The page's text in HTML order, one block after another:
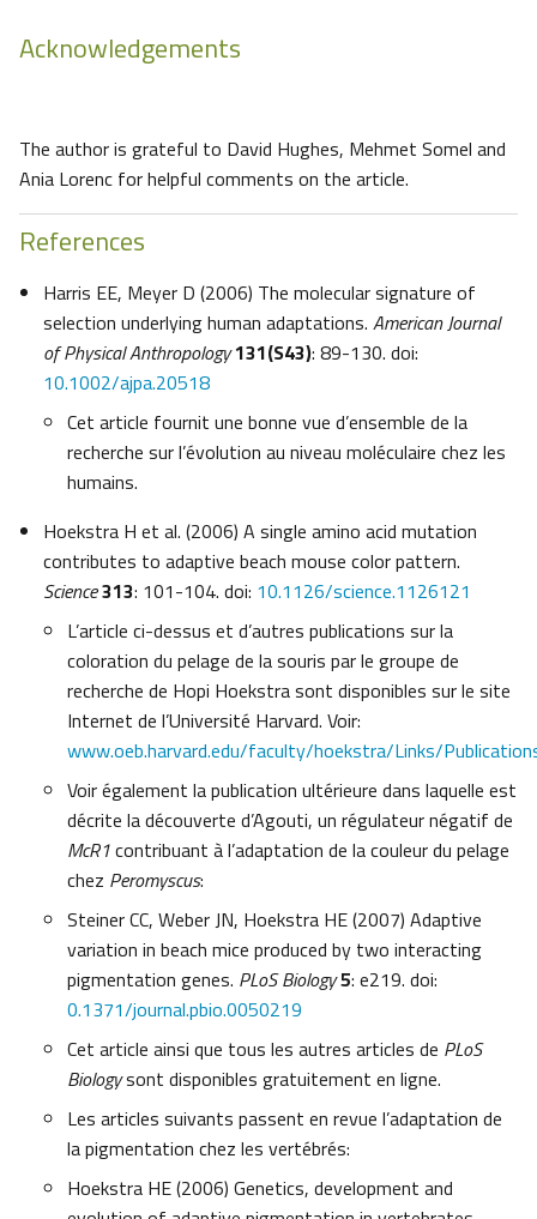
Acknowledgements
The author is grateful to David Hughes, Mehmet Somel and
Ania Lorenc for helpful comments on the article.
References
Harris EE, Meyer D (2006) The molecular signature of
selection underlying human adaptations. American Journal
of Physical Anthropology131(S43): 89-130. doi:
10.1002/ajpa.20518
Cet article fournit une bonne vue d’ensemble de la
recherche sur l’évolution au niveau moléculaire chez les
humains.
Hoekstra H et al. (2006) A single amino acid mutation
contributes to adaptive beach mouse color pattern.
Science313: 101-104. doi: 10.1126/science.1126121
L’article ci-dessus et d’autres publications sur la
coloration du pelage de la souris par le groupe de
recherche de Hopi Hoekstra sont disponibles sur le site
Internet de l’Université Harvard. Voir:
www.oeb.harvard.edu/faculty/hoekstra/Links/
Voir également la publication ultérieure dans laquelle est
décrite la découverte d’Agouti, un régulateur négatif de
McR1contribuant à l’adaptation de la couleur du pelage
chez Peromyscus:
Steiner CC, Weber JN, Hoekstra HE (2007) Adaptive
variation in beach mice produced by two interacting
pigmentation genes. PLoS Biology5: e219. doi:
0.1371/journal.pbio.0050219
Cet article ainsi que tous les autres articles de PLoS
Biologysont disponibles gratuitement en ligne.
Les articles suivants passent en revue l’adaptation de
la pigmentation chez les vertébrés:
Hoekstra HE (2006) Genetics, development and